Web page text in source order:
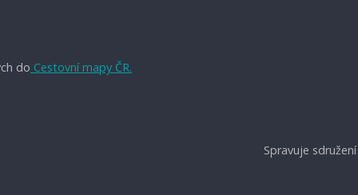
do Cestovní mapy ČR.
Spravuje sdružení